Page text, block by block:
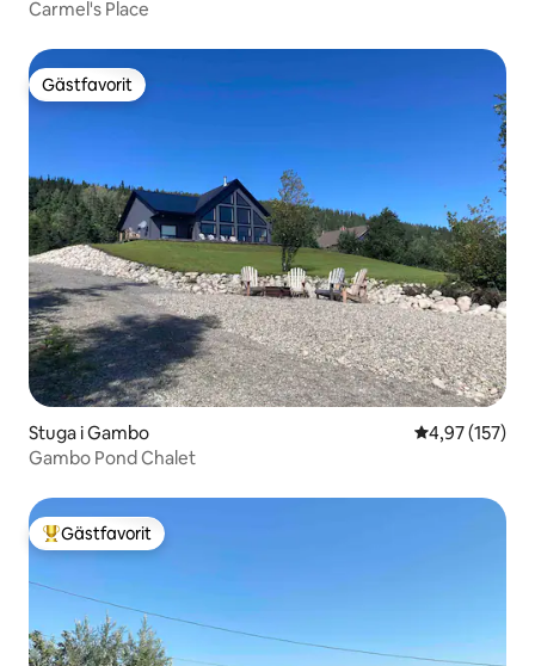
Carmel's Place
Gästfavorit
Gästfavorit
Stuga i Gambo 4,97 av 5 i
4,97 (157)
Gambo Pond Chalet
Populär gästfavorit
Gästfavorit